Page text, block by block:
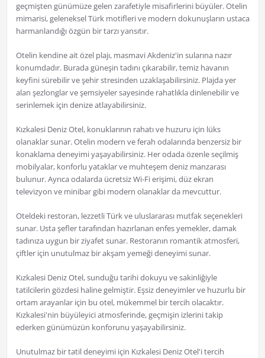
geçmişten günümüze gelen zarafetiyle misafirlerini büyüler. Otelin
mimarisi, geleneksel Türk motifleri ve modern dokunuşların ustaca
harmanlandığı özgün bir tarzı yansıtır.
Otelin kendine ait özel plajı, masmavi Akdeniz'in sularına nazır
konumdadır. Burada güneşin tadını çıkarabilir, temiz havanın
keyfini sürebilir ve şehir stresinden uzaklaşabilirsiniz. Plajda yer
alan şezlonglar ve şemsiyeler sayesinde rahatlıkla dinlenebilir ve
serinlemek için denize atlayabilirsiniz.
Kızkalesi Deniz Otel, konuklarının rahatı ve huzuru için lüks
olanaklar sunar. Otelin modern ve ferah odalarında benzersiz bir
konaklama deneyimi yaşayabilirsiniz. Her odada özenle seçilmiş
mobilyalar, konforlu yataklar ve muhteşem deniz manzarası
bulunur. Ayrıca odalarda ücretsiz Wi-Fi erişimi, düz ekran
televizyon ve minibar gibi modern olanaklar da mevcuttur.
Oteldeki restoran, lezzetli Türk ve uluslararası mutfak seçenekleri
sunar. Usta şefler tarafından hazırlanan enfes yemekler, damak
tadınıza uygun bir ziyafet sunar. Restoranın romantik atmosferi,
çiftler için unutulmaz bir akşam yemeği deneyimi sunar.
Kızkalesi Deniz Otel, sunduğu tarihi dokuyu ve sakinliğiyle
tatilcilerin gözdesi haline gelmiştir. Eşsiz deneyimler ve huzurlu bir
ortam arayanlar için bu otel, mükemmel bir tercih olacaktır.
Kızkalesi'nin büyüleyici atmosferinde, geçmişin izlerini takip
ederken günümüzün konforunu yaşayabilirsiniz.
Unutulmaz bir tatil deneyimi için Kızkalesi Deniz Otel'i tercih